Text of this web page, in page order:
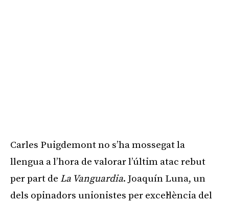
Carles Puigdemont no s’ha mossegat la
llengua a l’hora de valorar l’últim atac rebut
per part de La Vanguardia. Joaquín Luna, un
dels opinadors unionistes per excel·lència del